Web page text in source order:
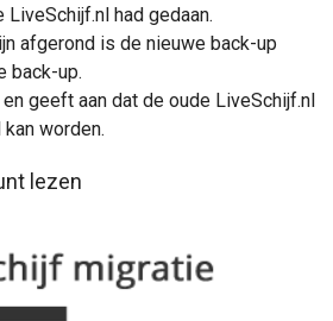
had gedaan.
afgerond is de nieuwe back-up
back-up.
en geeft aan dat de oude LiveSchijf.nl
worden.
lezen